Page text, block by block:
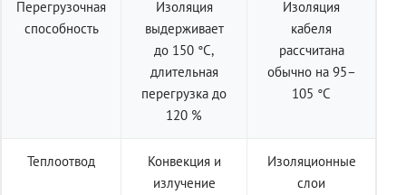
Перегрузочная
способность
Изоляция
выдерживает
до 150 °C,
длительная
перегрузка до
120 %
Изоляция
кабеля
рассчитана
обычно на 95–
105 °C
Теплоотвод
Конвекция и
излучение
Изоляционные
слои